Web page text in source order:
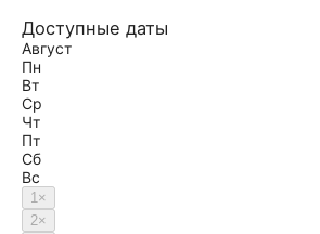
Доступные даты
Август
Пн
Вт
Ср
Чт
Пт
Сб
Вс
1×
2×